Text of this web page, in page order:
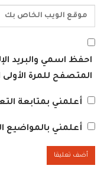
احفظ اسمي والبريد
المتصفح للمرة الأولى
أعلمني بمتابعة
أعلمني بالمواضيع